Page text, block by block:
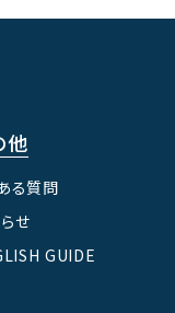
他
る質問
せ
GUIDE